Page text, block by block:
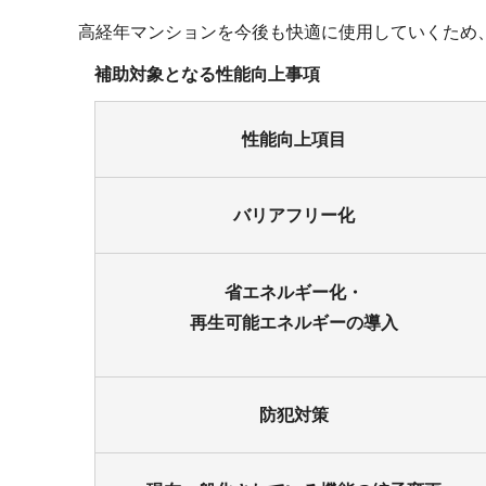
高経年マンションを今後も快適に使用していくた
補助対象となる性能向上事項
性能向上項目
バリアフリー化
省エネルギー化・
再生可能エネルギーの導入
防犯対策